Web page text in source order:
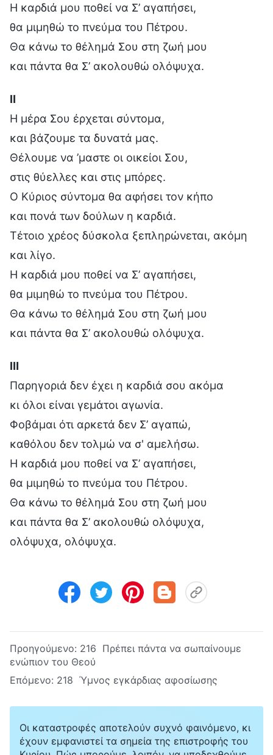
Η καρδιά μου ποθεί να Σ’ αγαπήσει,
θα μιμηθώ το πνεύμα του Πέτρου.
Θα κάνω το θέλημά Σου στη ζωή μου
και πάντα θα Σ’ ακολουθώ ολόψυχα.
Ⅱ
Η μέρα Σου έρχεται σύντομα,
και βάζουμε τα δυνατά μας.
Θέλουμε να ’μαστε οι οικείοι Σου,
στις θύελλες και στις μπόρες.
Ο Κύριος σύντομα θα αφήσει τον κήπο
και πονά των δούλων η καρδιά.
Τέτοιο χρέος δύσκολα ξεπληρώνεται, ακόμη
και λίγο.
Η καρδιά μου ποθεί να Σ’ αγαπήσει,
θα μιμηθώ το πνεύμα του Πέτρου.
Θα κάνω το θέλημά Σου στη ζωή μου
και πάντα θα Σ’ ακολουθώ ολόψυχα.
Ⅲ
Παρηγοριά δεν έχει η καρδιά σου ακόμα
κι όλοι είναι γεμάτοι αγωνία.
Φοβάμαι ότι αρκετά δεν Σ’ αγαπώ,
καθόλου δεν τολμώ να σ' αμελήσω.
Η καρδιά μου ποθεί να Σ’ αγαπήσει,
θα μιμηθώ το πνεύμα του Πέτρου.
Θα κάνω το θέλημά Σου στη ζωή μου
και πάντα θα Σ’ ακολουθώ ολόψυχα,
ολόψυχα, ολόψυχα.
Προηγούμενο: 216 Πρέπει πάντα να σωπαίνουμε
ενώπιον του Θεού
Επόμενο: 218 Ύμνος εγκάρδιας αφοσίωσης
Οι καταστροφές αποτελούν συχνό φαινόμενο, κι
έχουν εμφανιστεί τα σημεία της επιστροφής του